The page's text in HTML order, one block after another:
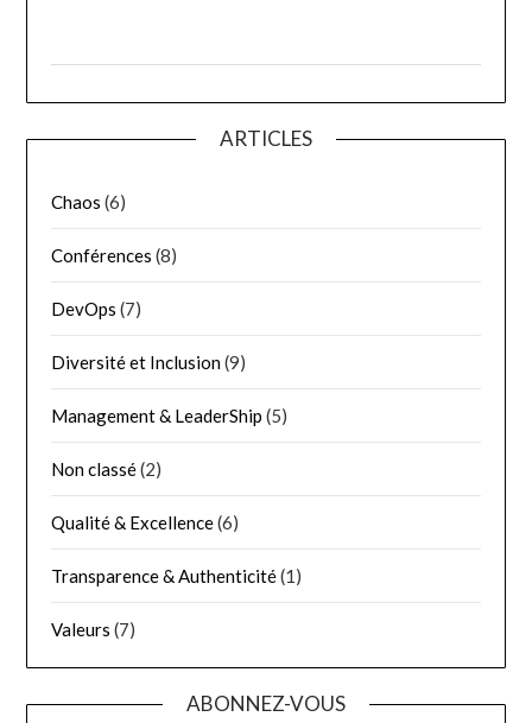
ARTICLES
Chaos (6)
Conférences (8)
DevOps (7)
Diversité et Inclusion(9)
Management & LeaderShip (5)
Non classé(2)
Qualité & Excellence(6)
Transparence & Authenticité(1)
Valeurs (7)
ABONNEZ-VOUS